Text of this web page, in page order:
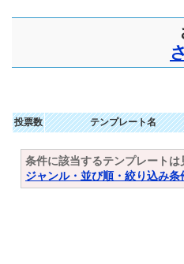
投票数 テンプレート名
条件に該当するテンプレートは
ジャンル・並び順・絞り込み条